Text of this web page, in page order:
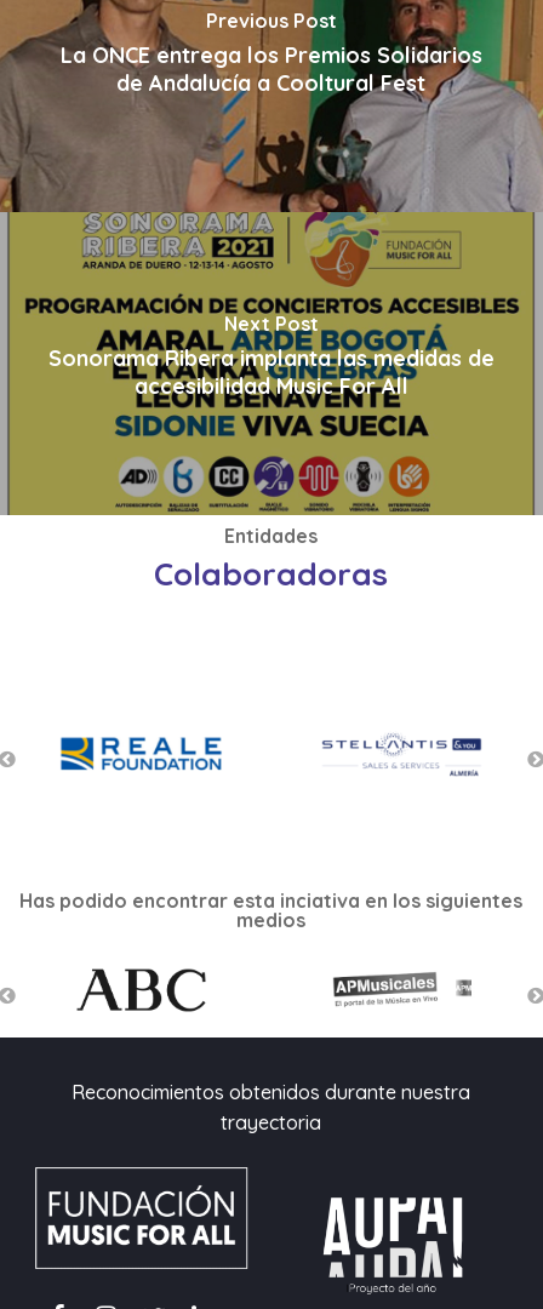
Previous Post
La ONCE entrega los Premios Solidarios
de Andalucía a Cooltural Fest
Next Post
Sonorama Ribera implanta las medidas de
accesibilidad Music For All
Entidades
Colaboradoras
Has podido encontrar esta inciativa en los siguientes
medios
Reconocimientos obtenidos durante nuestra
trayectoria